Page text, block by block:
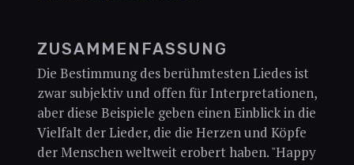
ZUSAMMENFASSUNG
Die Bestimmung des berühmtesten Liedes ist
zwar subjektiv und offen für Interpretationen,
aber diese Beispiele geben einen Einblick in die
Vielfalt der Lieder, die die Herzen und Köpfe
der Menschen weltweit erobert haben. "Happy